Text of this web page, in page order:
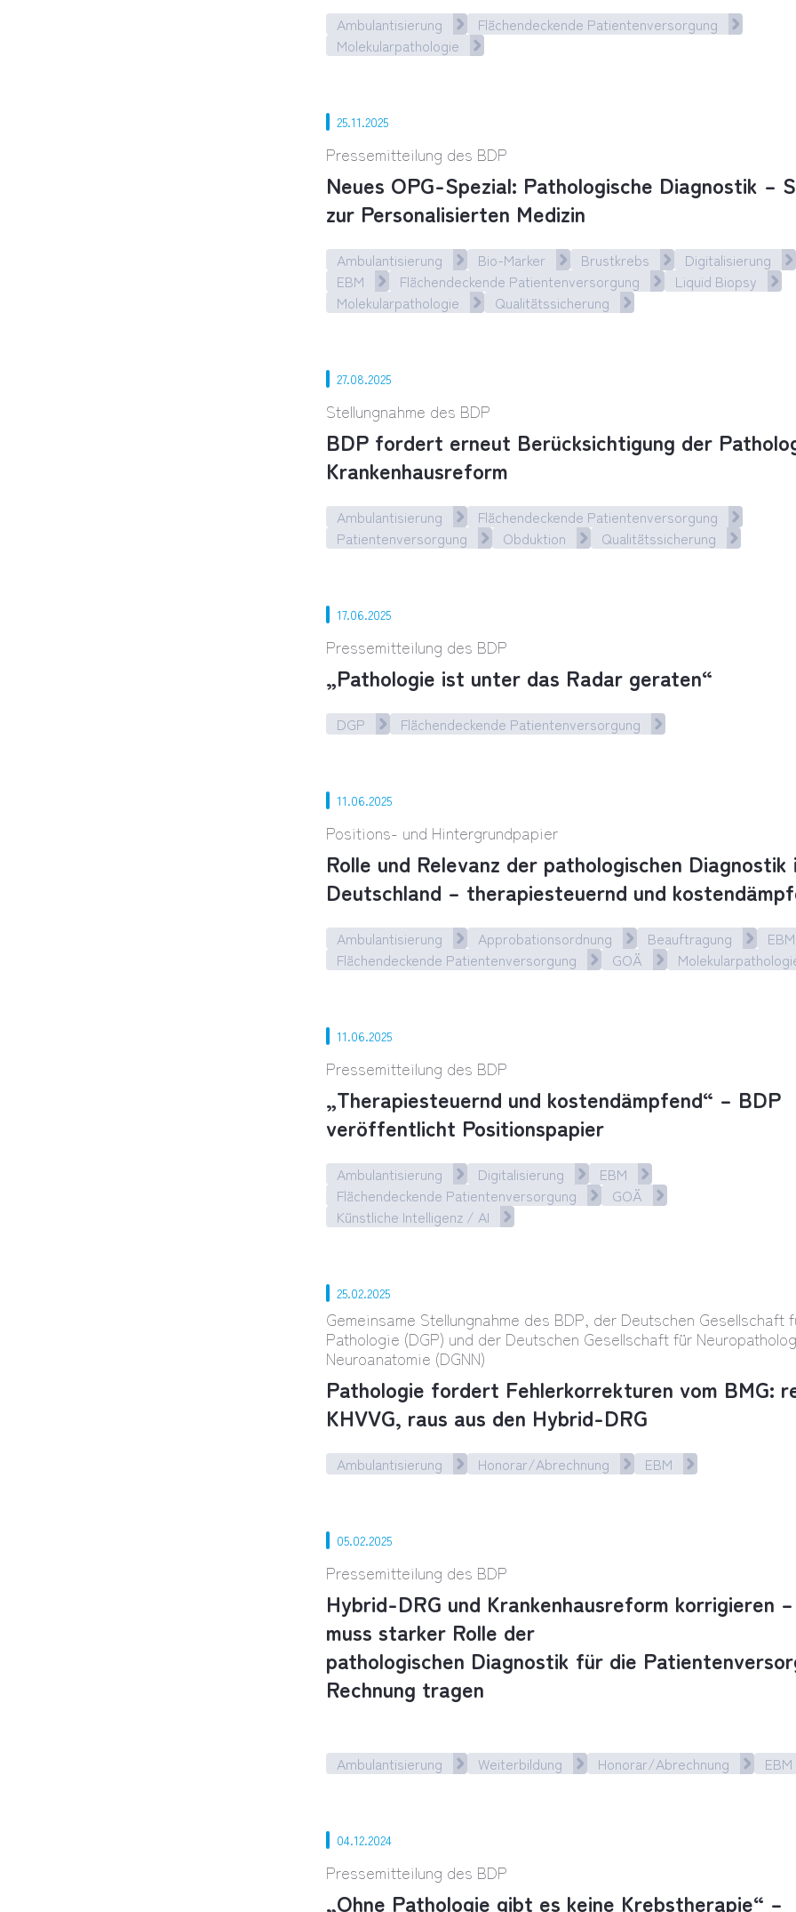
Ambulantisierung
Flächendeckende Patientenversorgung
Molekularpathologie
25.11.2025
Pressemitteilung des BDP
Neues OPG-Spezial: Pathologische Diagnostik –
zur Personalisierten Medizin
Ambulantisierung Bio-Marker Brustkrebs
Digitalisierung
EBM
Flächendeckende Patientenversorgung
Liquid Biopsy
Molekularpathologie
Qualitätssicherung
27.08.2025
Stellungnahme des BDP
BDP fordert erneut Berücksichtigung der
Krankenhausreform
Ambulantisierung
Flächendeckende Patientenversorgung
Patientenversorgung
Obduktion Qualitätssicherung
17.06.2025
Pressemitteilung des BDP
„Pathologie ist unter das Radar geraten“
DGP Flächendeckende Patientenversorgung
11.06.2025
Positions- und Hintergrundpapier
Rolle und Relevanz der pathologischen Diagnostik
Deutschland – therapiesteuernd und
Ambulantisierung Approbationsordnung Beauftragung
EBM
Flächendeckende Patientenversorgung
GOÄ
11.06.2025
Pressemitteilung des BDP
„Therapiesteuernd und kostendämpfend“ – BDP
veröffentlicht Positionspapier
Ambulantisierung Digitalisierung
EBM
Flächendeckende Patientenversorgung
GOÄ
Künstliche Intelligenz / AI
25.02.2025
Gemeinsame Stellungnahme des BDP, der Deutschen Gesellschaft
Pathologie (DGP) und der Deutschen Gesellschaft für
Neuroanatomie (DGNN)
Pathologie fordert Fehlerkorrekturen vom BMG:
KHVVG, raus aus den Hybrid-DRG
Ambulantisierung Honorar/Abrechnung EBM
05.02.2025
Pressemitteilung des BDP
Hybrid-DRG und Krankenhausreform korrigieren
muss starker Rolle der
pathologischen Diagnostik für die
Rechnung tragen
Ambulantisierung Weiterbildung Honorar/Abrechnung EBM
04.12.2024
Pressemitteilung des BDP
„Ohne Pathologie gibt es keine Krebstherapie“ –